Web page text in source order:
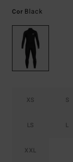
Cor Black
XS S
LS L
XXL